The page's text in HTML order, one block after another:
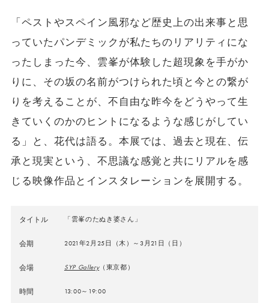
「ペストやスペイン風邪など歴史上の出来事と思
っていたパンデミックが私たちのリアリティにな
ったしまった今、雲峯が体験した超現象を手がか
りに、その坂の名前がつけられた頃と今との繋が
りを考えることが、不自由な昨今をどうやって生
きていくのかのヒントになるような感じがしてい
る」と、花代は語る。本展では、過去と現在、伝
承と現実という、不思議な感覚と共にリアルを感
じる映像作品とインスタレーションを展開する。
タイトル 「雲峯のたぬき婆さん」
会期 2021年2月25日（木）～3月21日（日）
会場 SYP Gallery（東京都）
時間 13:00～19:00